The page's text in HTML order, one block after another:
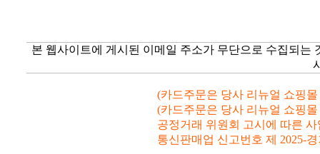
본 웹사이트에 게시된 이메일 주소가 무단으로 수집되
(카드주문은 당사 리뉴얼 쇼핑몰
(카드주문은 당사 리뉴얼 쇼핑몰
공정거래 위원회 고시에 따른 사
통신판매업 신고번호 제 2025-